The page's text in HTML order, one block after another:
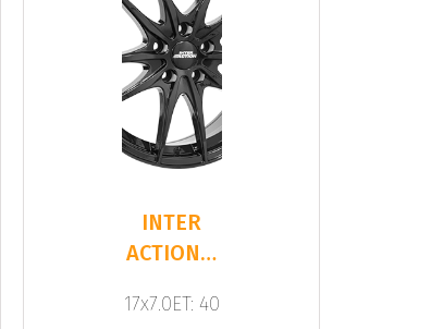
INTER
ACTION 2
Gloss
17x7.0ET: 40